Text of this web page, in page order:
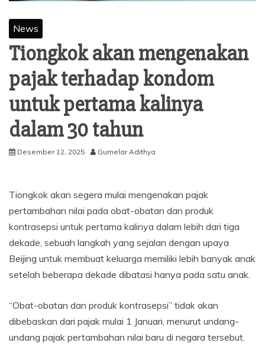
News
Tiongkok akan mengenakan
pajak terhadap kondom
untuk pertama kalinya
dalam 30 tahun
Desember 12, 2025 Gumelar Adithya
Tiongkok akan segera mulai mengenakan pajak
pertambahan nilai pada obat-obatan dan produk
kontrasepsi untuk pertama kalinya dalam lebih dari tiga
dekade, sebuah langkah yang sejalan dengan upaya
Beijing untuk membuat keluarga memiliki lebih banyak anak
setelah beberapa dekade dibatasi hanya pada satu anak.
“Obat-obatan dan produk kontrasepsi” tidak akan
dibebaskan dari pajak mulai 1 Januari, menurut undang-
undang pajak pertambahan nilai baru di negara tersebut.